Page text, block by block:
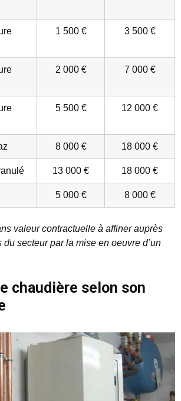
1 500 € 3 500 €
2 000 € 7 000 €
5 500 € 12 000 €
8 000 € 18 000 €
13 000 € 18 000 €
5 000 € 8 000 €
valeur contractuelle à affiner auprès
secteur par la mise en oeuvre d’un
chaudière selon son